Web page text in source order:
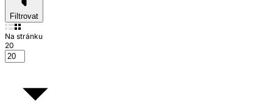
Filtrovat
Na stránku
20